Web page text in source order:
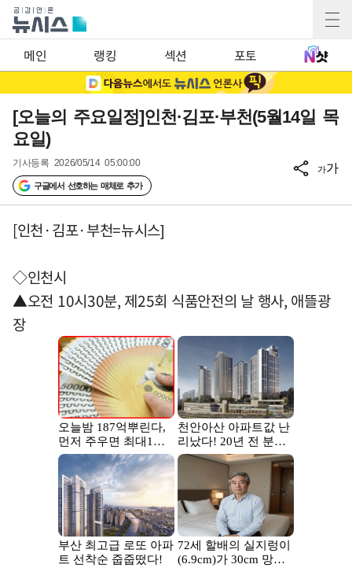
메인 랭킹 섹션 포토
[오늘의 주요일정]인천·김포·부천(5월14일 목
요일)
기사등록 2026/05/14 05:00:00
구글에서 선호하는 매체로 추가
가가
[인천·김포·부천=뉴시스]
◇인천시
▲오전 10시30분, 제25회 식품안전의 날 행사, 애뜰광
장